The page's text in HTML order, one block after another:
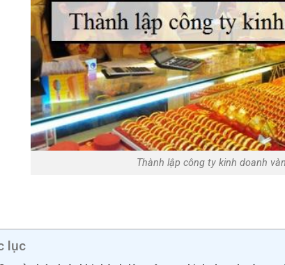
Thành lập công ty kinh doanh
lục